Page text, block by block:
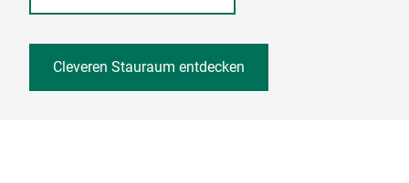
Cleveren Stauraum entdecken